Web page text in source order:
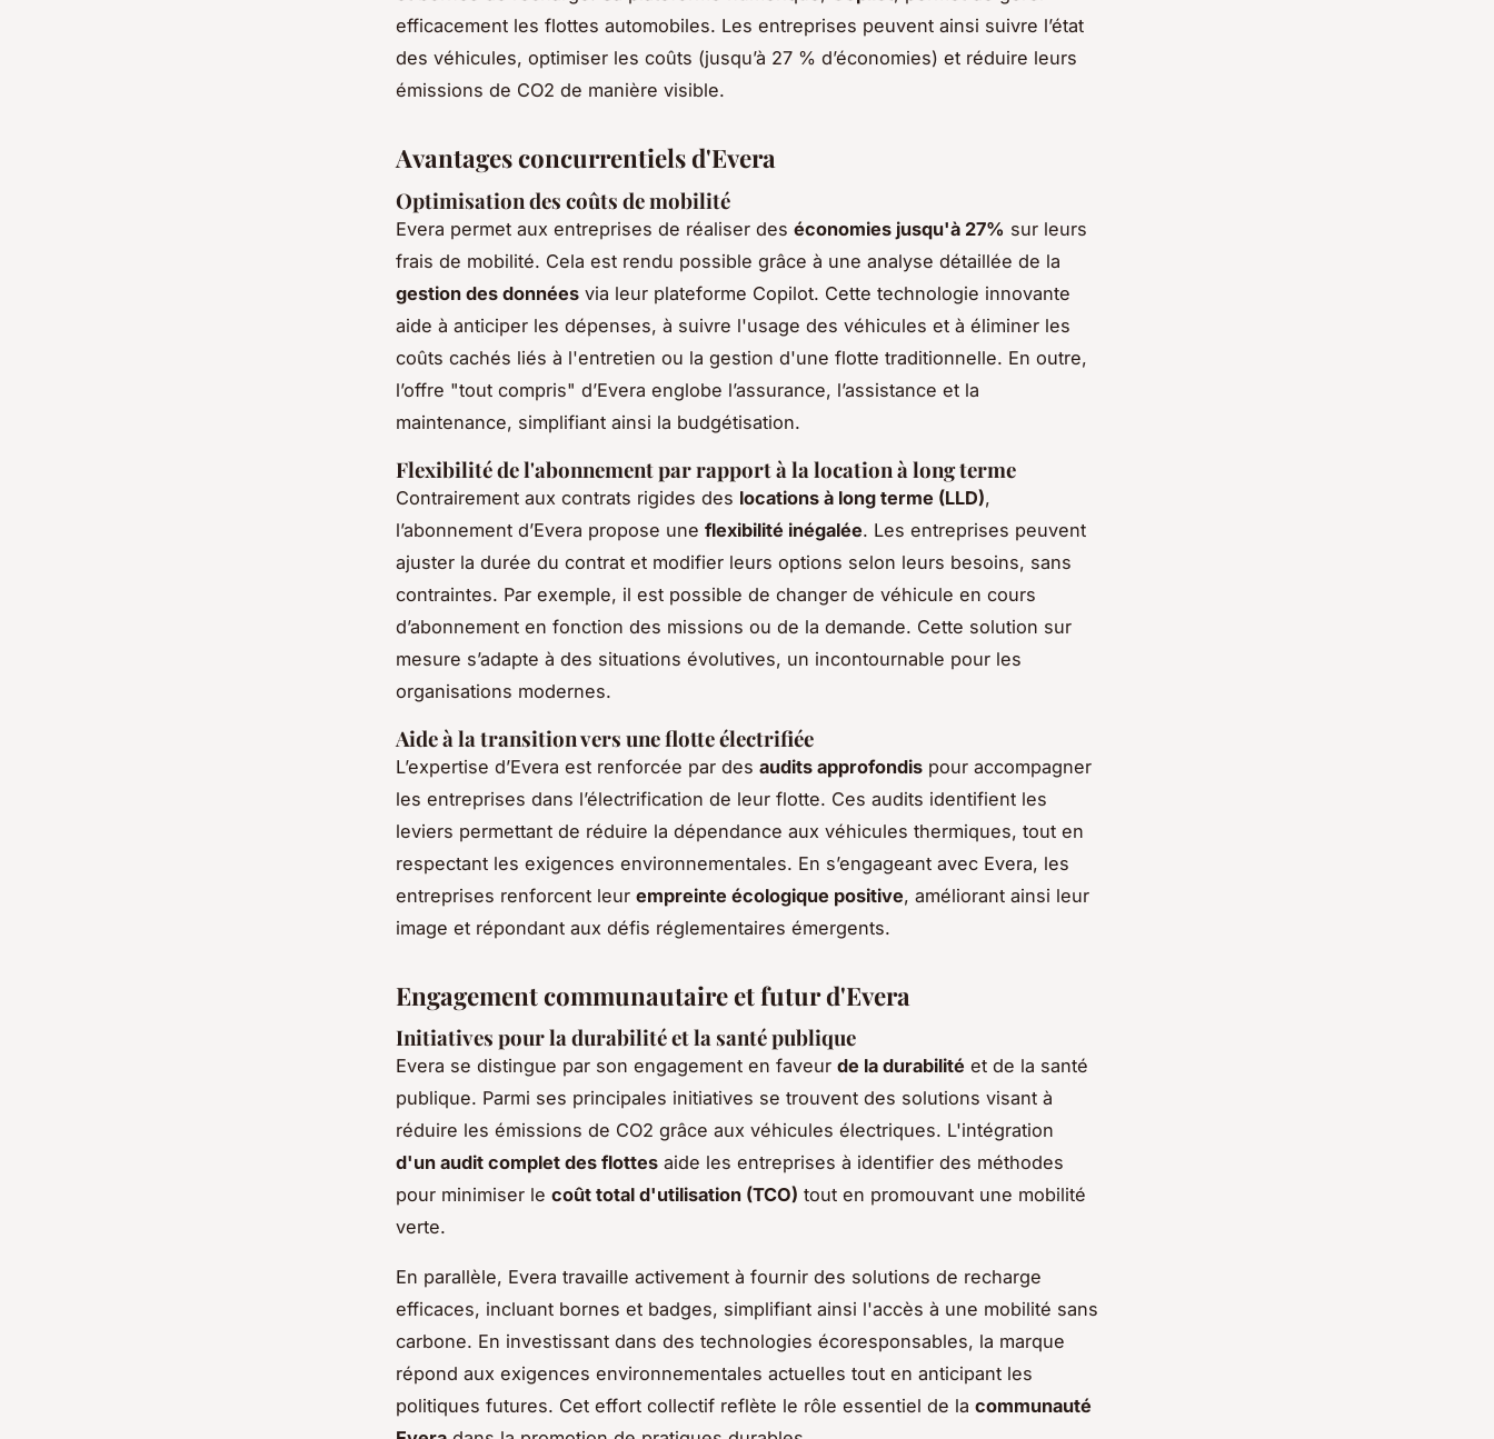
efficacement les flottes automobiles. Les entreprises peuvent ainsi suivre l’état
des véhicules, optimiser les coûts (jusqu’à 27 % d’économies) et réduire leurs
émissions de CO2 de manière visible.
Avantages concurrentiels d'Evera
Optimisation des coûts de mobilité
Evera permet aux entreprises de réaliser des économies jusqu'à 27% sur leurs
frais de mobilité. Cela est rendu possible grâce à une analyse détaillée de la
gestion des données via leur plateforme Copilot. Cette technologie innovante
aide à anticiper les dépenses, à suivre l'usage des véhicules et à éliminer les
coûts cachés liés à l'entretien ou la gestion d'une flotte traditionnelle. En outre,
l’offre "tout compris" d’Evera englobe l’assurance, l’assistance et la
maintenance, simplifiant ainsi la budgétisation.
Flexibilité de l'abonnement par rapport à la location à long terme
Contrairement aux contrats rigides des locations à long terme (LLD),
l’abonnement d’Evera propose une flexibilité inégalée. Les entreprises peuvent
ajuster la durée du contrat et modifier leurs options selon leurs besoins, sans
contraintes. Par exemple, il est possible de changer de véhicule en cours
d’abonnement en fonction des missions ou de la demande. Cette solution sur
mesure s’adapte à des situations évolutives, un incontournable pour les
organisations modernes.
Aide à la transition vers une flotte électrifiée
L’expertise d’Evera est renforcée par des audits approfondis pour accompagner
les entreprises dans l’électrification de leur flotte. Ces audits identifient les
leviers permettant de réduire la dépendance aux véhicules thermiques, tout en
respectant les exigences environnementales. En s’engageant avec Evera, les
entreprises renforcent leur empreinte écologique positive, améliorant ainsi leur
image et répondant aux défis réglementaires émergents.
Engagement communautaire et futur d'Evera
Initiatives pour la durabilité et la santé publique
Evera se distingue par son engagement en faveur de la durabilité et de la santé
publique. Parmi ses principales initiatives se trouvent des solutions visant à
réduire les émissions de CO2 grâce aux véhicules électriques. L'intégration
d'un audit complet des flottes aide les entreprises à identifier des méthodes
pour minimiser le coût total d'utilisation (TCO) tout en promouvant une mobilité
verte.
En parallèle, Evera travaille activement à fournir des solutions de recharge
efficaces, incluant bornes et badges, simplifiant ainsi l'accès à une mobilité sans
carbone. En investissant dans des technologies écoresponsables, la marque
répond aux exigences environnementales actuelles tout en anticipant les
politiques futures. Cet effort collectif reflète le rôle essentiel de la communauté